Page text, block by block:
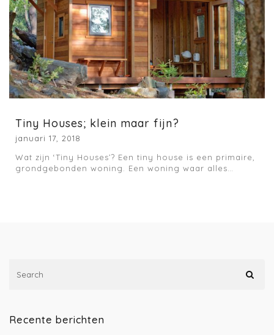
Tiny Houses; klein maar fijn?
januari 17, 2018
Wat zijn ‘Tiny Houses’? Een tiny house is een primaire,
grondgebonden woning. Een woning waar alles…
Recente berichten